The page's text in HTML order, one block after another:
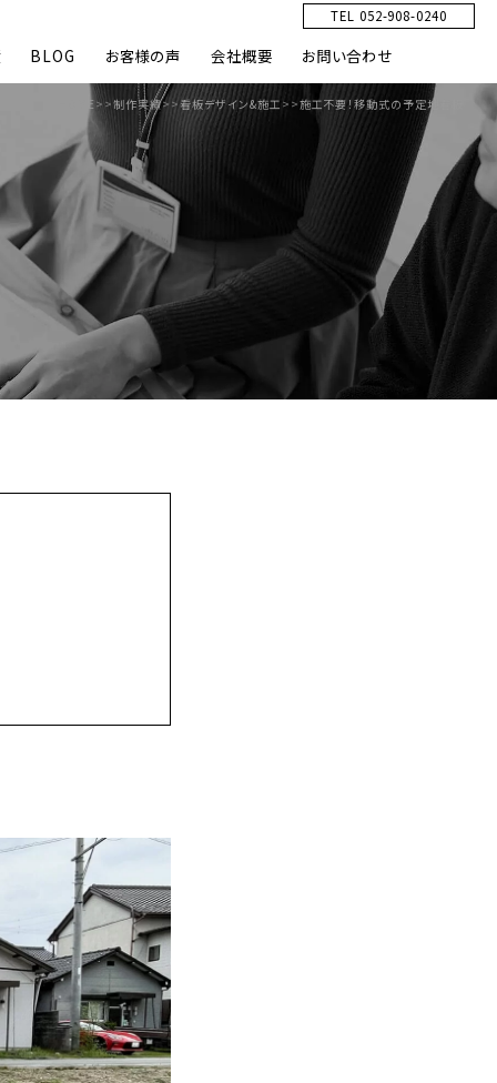
BLOG お客様の声 会社概要 お問い合わせ
TEL 052-908-0240
HOME >>制作実績>>看板デザイン&施工 >>施工不要！移動式の予定地看板